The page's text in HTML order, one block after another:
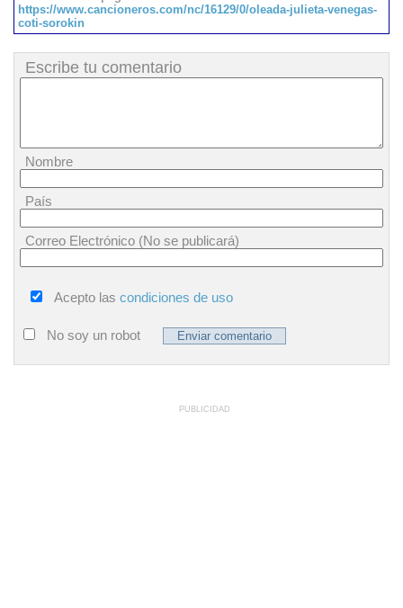
https://www.cancioneros.com/nc/16129/0/oleada-julieta-venegas-
coti-sorokin
Escribe tu comentario
Nombre
País
Correo Electrónico (No se publicará)
Acepto las condiciones de uso
No soy un robot
PUBLICIDAD